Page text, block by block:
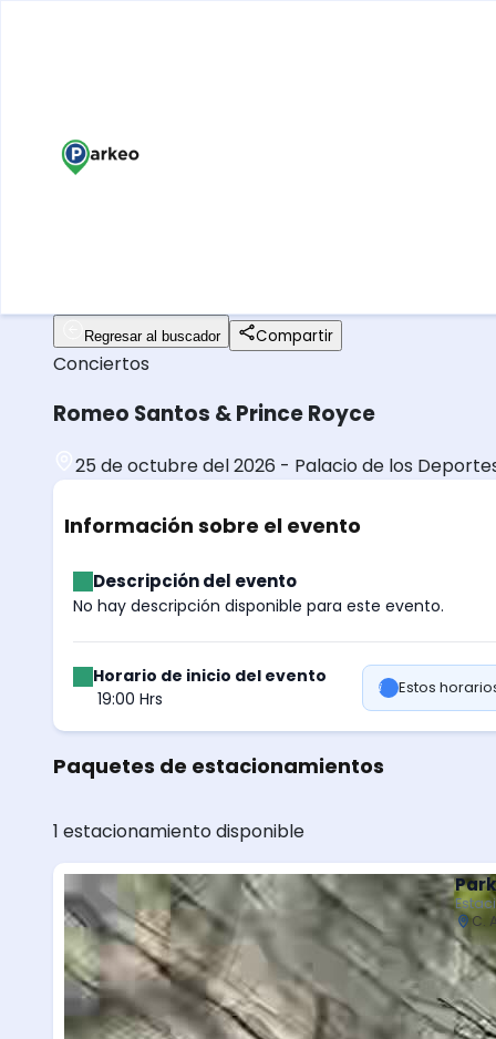
Regresar al buscador Compartir
Conciertos
Romeo Santos & Prince Royce
25 de octubre del 2026 - Palacio de los
Información sobre el evento
Descripción del evento
No hay descripción disponible para este evento.
Horario de inicio del evento
19:00 Hrs
Estos
Paquetes de estacionamientos
1 estacionamiento disponible
C.